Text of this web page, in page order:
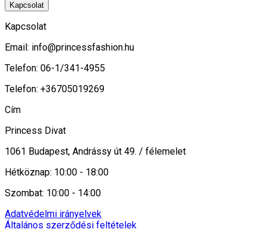
Kapcsolat
Kapcsolat
Email: info@princessfashion.hu
Telefon: 06-1/341-4955
Telefon: +36705019269
Cím
Princess Divat
1061 Budapest, Andrássy út 49. / félemelet
Hétköznap: 10:00 - 18:00
Szombat: 10:00 - 14:00
Adatvédelmi irányelvek
Általános szerződési feltételek